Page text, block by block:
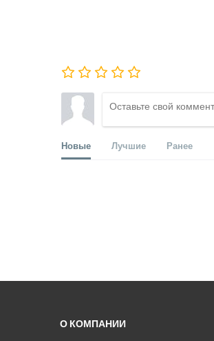
Новые Лучшие Ранее
О КОМПАНИИ